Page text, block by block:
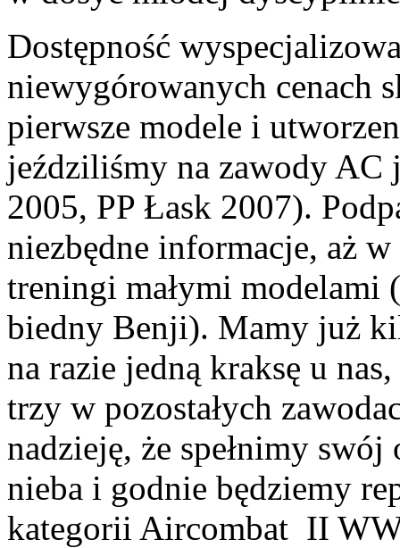
Dostępność
niewygórowanych cenach
pierwsze modele i
jeździliśmy na zawody AC
2005, PP Łask 2007).
niezbędne informacje, aż
treningi małymi
biedny Benji). Mamy już
na razie jedną kraksę u
trzy w pozostałych
nadzieję, że spełnimy
nieba i godnie będziemy
kategorii Aircombat II